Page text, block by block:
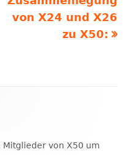
Beitrag
von X24 und X26
zu X50:
Mitglieder von X50 um